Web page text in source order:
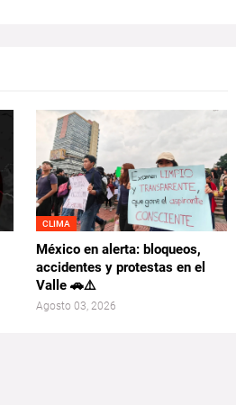
CLIMA
México en alerta: bloqueos,
accidentes y protestas en el
Valle 🚗⚠️
Agosto 03, 2026